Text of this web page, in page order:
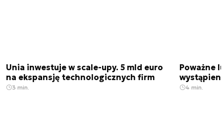
Unia inwestuje w scale-upy. 5 mld euro
na ekspansję technologicznych firm
3 min.
Poważne
4 min.